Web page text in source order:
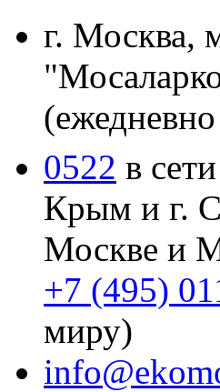
г. Москва,
0522 в
Крым и г.
Москве и
+7 (495)
миру)